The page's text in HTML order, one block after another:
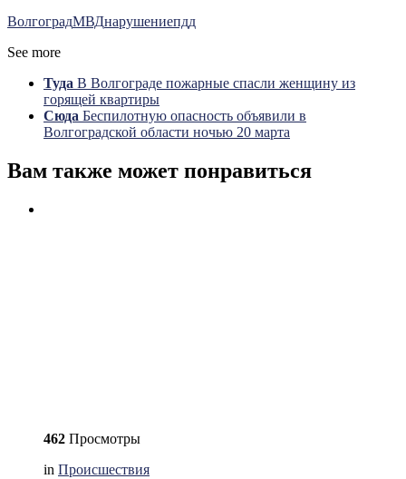
ВолгоградМВДнарушениепдд
See more
Туда В Волгограде пожарные спасли женщину из
горящей квартиры
Сюда Беспилотную опасность объявили в
Волгоградской области ночью 20 марта
Вам также может понравиться
462 Просмотры
in Происшествия